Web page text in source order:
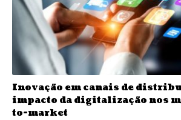
Inovação em canais de
impacto da digitalização nos
to-market